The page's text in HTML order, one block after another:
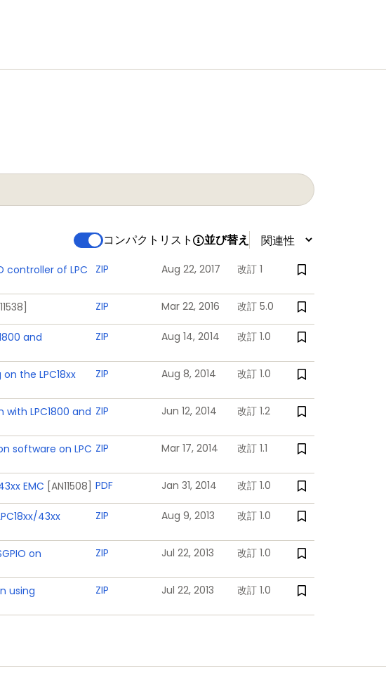
コンパクトリスト 並び替え
controller of LPC
ZIP Aug 22, 2017 改訂 1
ZIP Mar 22, 2016 改訂 5.0
and
ZIP Aug 14, 2014 改訂 1.0
the LPC18xx
ZIP Aug 8, 2014 改訂 1.0
LPC1800 and ZIP Jun 12, 2014 改訂 1.2
software on LPC ZIP Mar 17, 2014 改訂 1.1
EMC [AN11508] PDF Jan 31, 2014 改訂 1.0
43xx
ZIP Aug 9, 2013 改訂 1.0
on
ZIP Jul 22, 2013 改訂 1.0
using
ZIP Jul 22, 2013 改訂 1.0